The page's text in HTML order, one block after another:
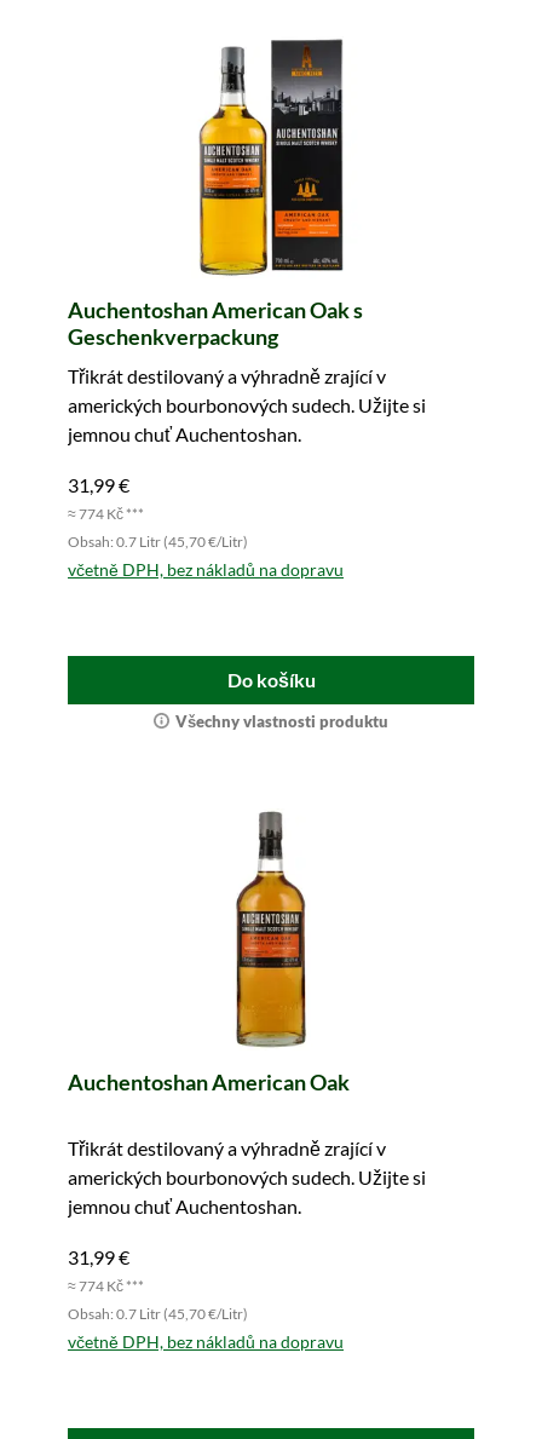
Auchentoshan American Oak s
Geschenkverpackung
Třikrát destilovaný a výhradně zrající v
amerických bourbonových sudech. Užijte si
jemnou chuť Auchentoshan.
31,99 €
≈ 774 Kč ***
Obsah: 0.7 Litr (45,70 €/Litr)
včetně DPH, bez nákladů na dopravu
Do košíku
Všechny vlastnosti produktu
Auchentoshan American Oak
Třikrát destilovaný a výhradně zrající v
amerických bourbonových sudech. Užijte si
jemnou chuť Auchentoshan.
31,99 €
≈ 774 Kč ***
Obsah: 0.7 Litr (45,70 €/Litr)
včetně DPH, bez nákladů na dopravu